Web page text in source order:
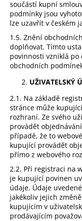
součástí kupní
podmínky jsou
lze uzavřít v českém
1.5. Znění
doplňovat. Tímto
povinnosti vzniklá
obchodních
UŽIVATELSKÝ
2.1. Na základě
stránce může
rozhraní. Ze svého
provádět
případě, že to
kupující provádět
přímo z webového
2.2. Při registraci na
je kupující povinen
údaje. Údaje
jakékoliv jejich
kupujícím v
prodávajícím
D
o
p
o
r
u
j
e
m
e
NALEPOVACÍ
ŘASY
SAMOLEPÍCÍ
WISPY
V0035
89
Kč